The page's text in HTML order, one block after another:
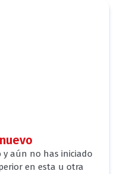
aún no has iniciado
en esta u otra